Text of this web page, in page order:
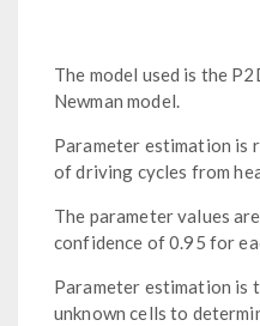
The model used is the
Newman model.
Parameter estimation is
of driving cycles from
The parameter values
confidence of 0.95 for
Parameter estimation is
unknown cells to